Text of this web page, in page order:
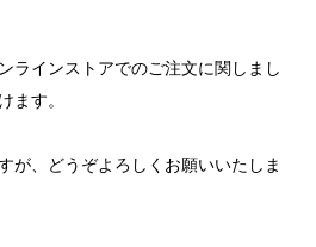
ラインストアでのご注文に関しまし
ます。
が、どうぞよろしくお願いいたしま